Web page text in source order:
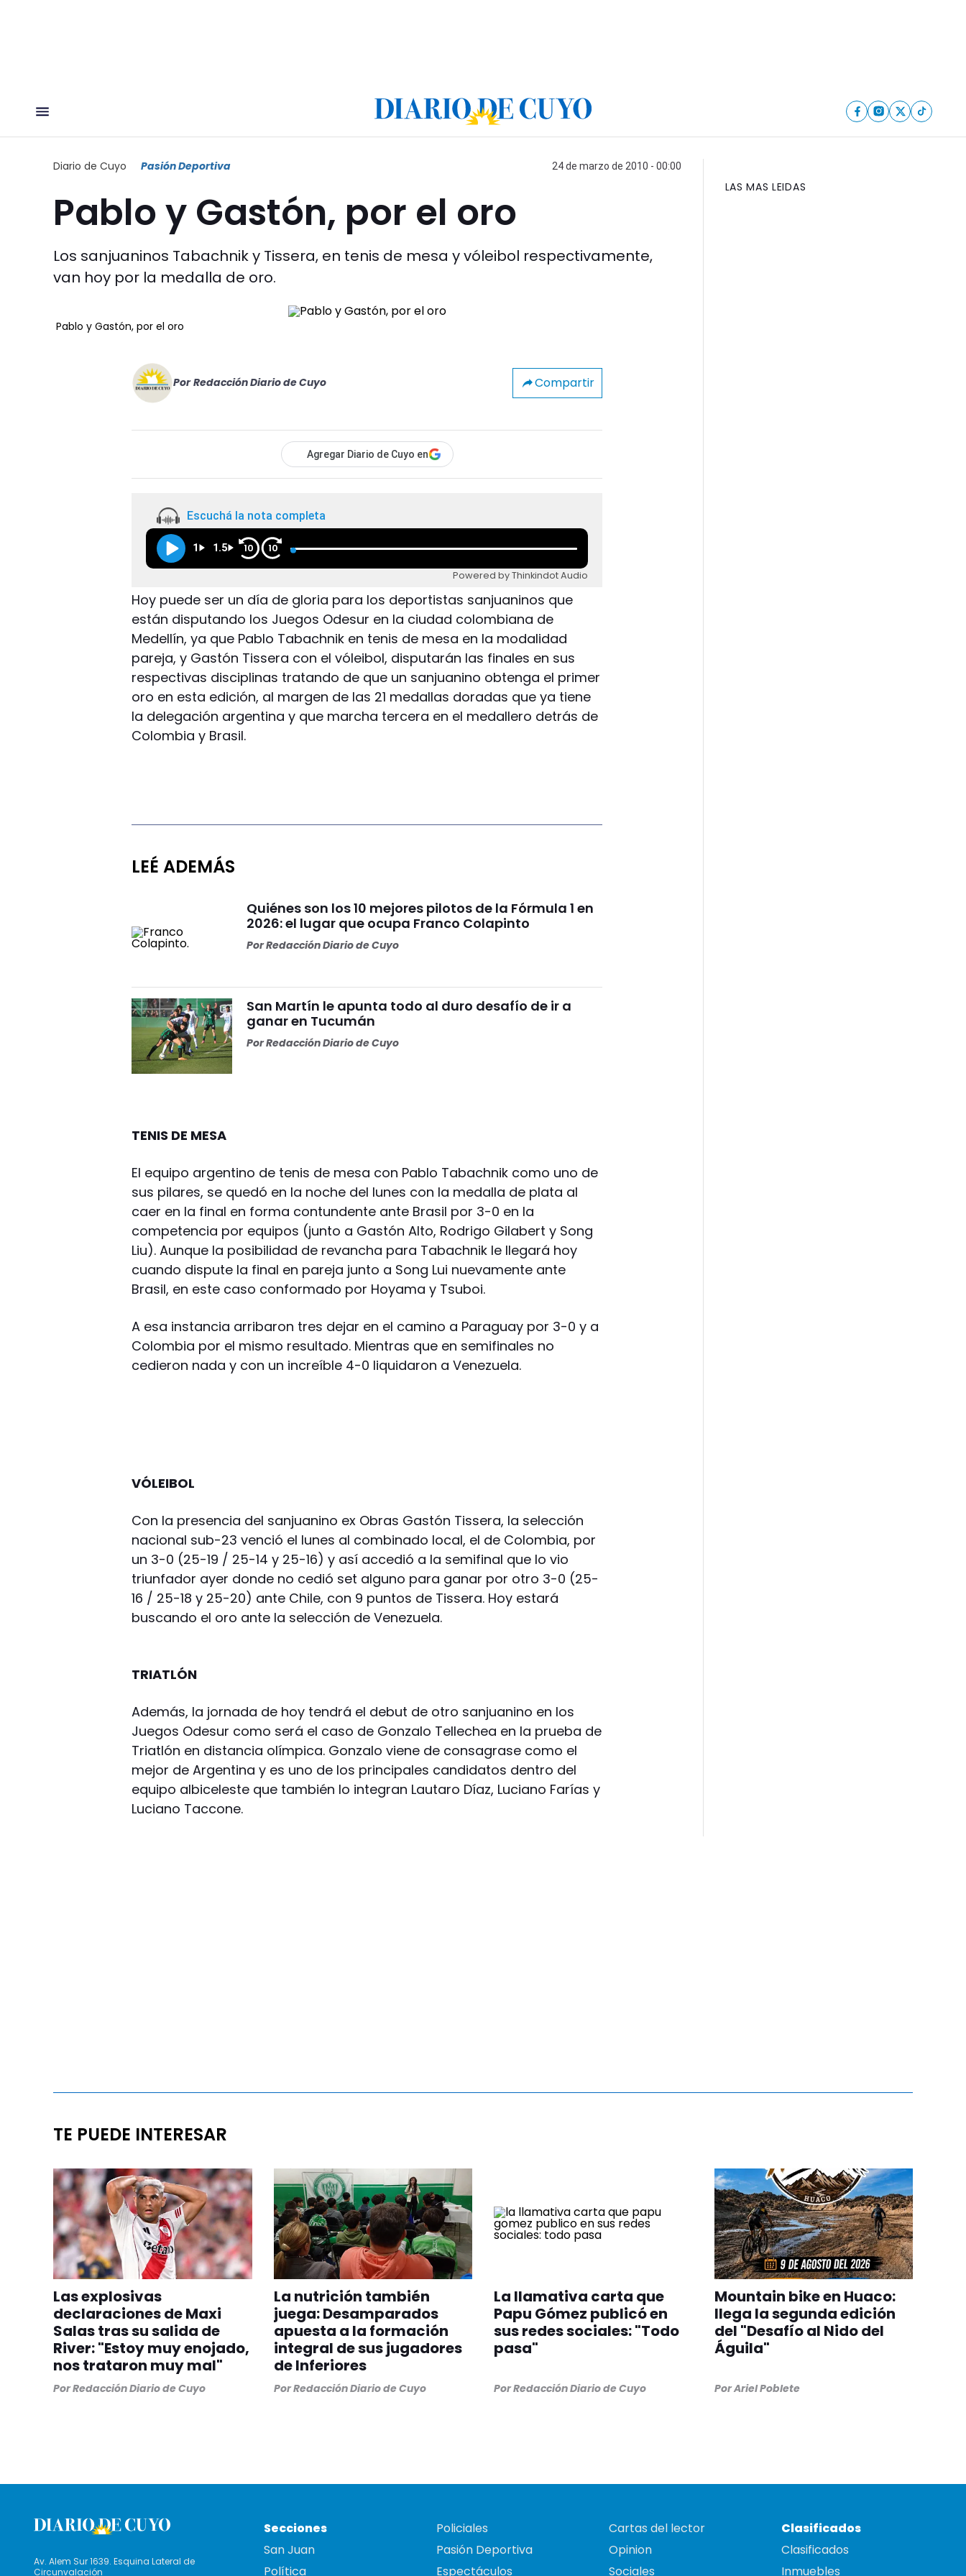
Diario de Cuyo Pasión Deportiva 24 de marzo de 2010 - 00:00
Pablo y Gastón, por el oro
Los sanjuaninos Tabachnik y Tissera, en tenis de mesa y vóleibol respectivamente,
van hoy por la medalla de oro.
Pablo y Gastón, por el oro
Por Redacción Diario de Cuyo Compartir
Agregar Diario de Cuyo en
Escuchá la nota completa
1 1.5 10 10
Powered by Thinkindot Audio
Hoy puede ser un día de gloria para los deportistas sanjuaninos que
están disputando los Juegos Odesur en la ciudad colombiana de
Medellín, ya que Pablo Tabachnik en tenis de mesa en la modalidad
pareja, y Gastón Tissera con el vóleibol, disputarán las finales en sus
respectivas disciplinas tratando de que un sanjuanino obtenga el primer
oro en esta edición, al margen de las 21 medallas doradas que ya tiene
la delegación argentina y que marcha tercera en el medallero detrás de
Colombia y Brasil.
LEÉ ADEMÁS
Quiénes son los 10 mejores pilotos de la Fórmula 1 en
2026: el lugar que ocupa Franco Colapinto
PorRedacción Diario de Cuyo
San Martín le apunta todo al duro desafío de ir a
ganar en Tucumán
PorRedacción Diario de Cuyo
TENIS DE MESA
El equipo argentino de tenis de mesa con Pablo Tabachnik como uno de
sus pilares, se quedó en la noche del lunes con la medalla de plata al
caer en la final en forma contundente ante Brasil por 3-0 en la
competencia por equipos (junto a Gastón Alto, Rodrigo Gilabert y Song
Liu). Aunque la posibilidad de revancha para Tabachnik le llegará hoy
cuando dispute la final en pareja junto a Song Lui nuevamente ante
Brasil, en este caso conformado por Hoyama y Tsuboi.
A esa instancia arribaron tres dejar en el camino a Paraguay por 3-0 y a
Colombia por el mismo resultado. Mientras que en semifinales no
cedieron nada y con un increíble 4-0 liquidaron a Venezuela.
VÓLEIBOL
Con la presencia del sanjuanino ex Obras Gastón Tissera, la selección
nacional sub-23 venció el lunes al combinado local, el de Colombia, por
un 3-0 (25-19 / 25-14 y 25-16) y así accedió a la semifinal que lo vio
triunfador ayer donde no cedió set alguno para ganar por otro 3-0 (25-
16 / 25-18 y 25-20) ante Chile, con 9 puntos de Tissera. Hoy estará
buscando el oro ante la selección de Venezuela.
TRIATLÓN
Además, la jornada de hoy tendrá el debut de otro sanjuanino en los
Juegos Odesur como será el caso de Gonzalo Tellechea en la prueba de
Triatlón en distancia olímpica. Gonzalo viene de consagrase como el
mejor de Argentina y es uno de los principales candidatos dentro del
equipo albiceleste que también lo integran Lautaro Díaz, Luciano Farías y
Luciano Taccone.
LAS MAS LEIDAS
TE PUEDE INTERESAR
Las explosivas
declaraciones de Maxi
Salas tras su salida de
River: "Estoy muy enojado,
nos trataron muy mal"
PorRedacción Diario de Cuyo
La nutrición también
juega: Desamparados
apuesta a la formación
integral de sus jugadores
de Inferiores
PorRedacción Diario de Cuyo
La llamativa carta que
Papu Gómez publicó en
sus redes sociales: "Todo
pasa"
PorRedacción Diario de Cuyo
Mountain bike en Huaco:
llega la segunda edición
del "Desafío al Nido del
Águila"
PorAriel Poblete
Av. Alem Sur 1639. Esquina Lateral de
Circunvalación
Secciones
San Juan
Política
Policiales
Pasión Deportiva
Espectáculos
Cartas del lector
Opinion
Sociales
Clasificados
Clasificados
Inmuebles